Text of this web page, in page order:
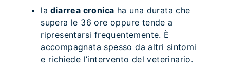
ladiarrea cronica ha una durata che
supera le 36 ore oppure tende a
ripresentarsi frequentemente. È
accompagnata spesso da altri sintomi
e richiede l’intervento del veterinario.